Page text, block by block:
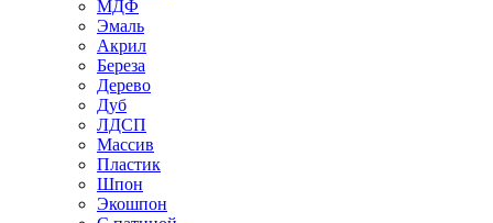
МДФ
Эмаль
Акрил
Береза
Дерево
Дуб
ЛДСП
Массив
Пластик
Шпон
Экошпон